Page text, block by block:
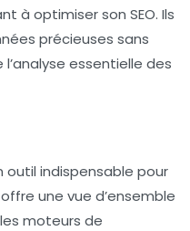
à optimiser son SEO. Ils
précieuses sans
essentielle des
outil indispensable pour
une vue d’ensemble
moteurs de